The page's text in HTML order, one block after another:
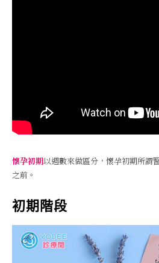
懷孕初期以週數來做區分，懷孕初期所謂
之前。
初期階段